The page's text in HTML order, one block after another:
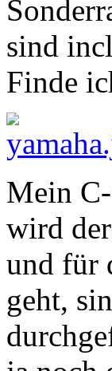
sind
Finde
Mein
wird
und für
geht,